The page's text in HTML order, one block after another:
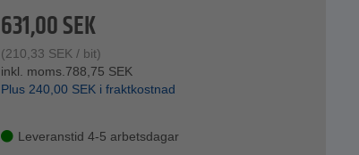
631,00SEK
(210,33 SEK / bit)
inkl. moms.788,75 SEK
Plus 240,00 SEK i fraktkostnad
Leveranstid 4-5 arbetsdagar